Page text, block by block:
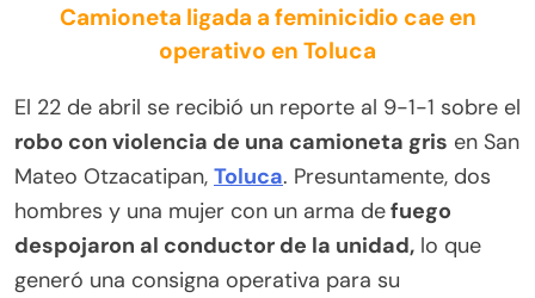
Camioneta ligada a feminicidio cae en
operativo en Toluca
El 22 de abril se recibió un reporte al 9-1-1 sobre el
robo con violencia de una camioneta gris en San
Mateo Otzacatipan, Toluca. Presuntamente, dos
hombres y una mujer con un arma defuego
despojaron al conductor de la unidad, lo que
generó una consigna operativa para su